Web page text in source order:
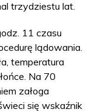
trzydziestu lat.
11 czasu
lądowania.
temperatura
Na 70
załoga
się wskaźnik